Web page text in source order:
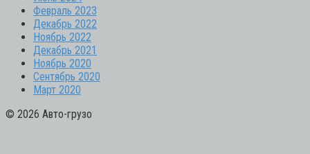
Февраль 2023
Декабрь 2022
Ноябрь 2022
Декабрь 2021
Ноябрь 2020
Сентябрь 2020
Март 2020
© 2026 Авто-грузо